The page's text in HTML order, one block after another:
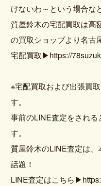
けないわ～という場合な
質屋鈴木の宅配買取は高
の買取ショップより名古
宅配買取▶https://
※宅配買取および出張買
す。
事前のLINE査定をされ
す。
質屋鈴木のLINE査定は
話題！
LINE査定はこちら